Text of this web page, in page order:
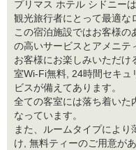
プリマス ホテル シドニー
観光旅行者にとって最適な
この宿泊施設ではお客様の
の高いサービスとアメニテ
お客様にお楽しみいただけ
室Wi-Fi無料, 24時間セキュ
ビスが備えてあります。
全ての客室には落ち着いた
なっています。
また、ルームタイプによ
け, 無料ティーのご用意があ